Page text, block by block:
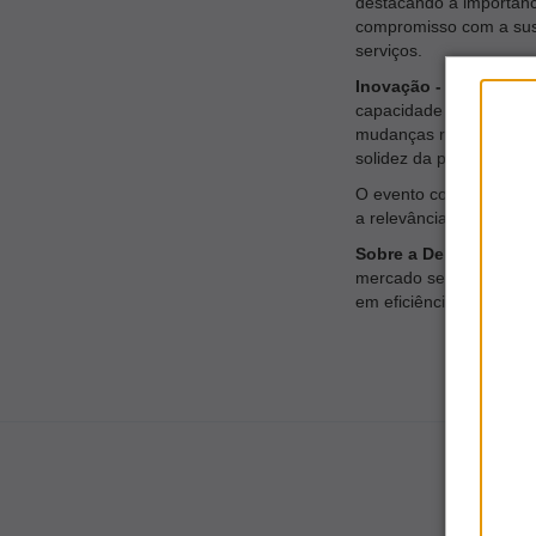
compromisso com a
serviços.
Inovação - Diretores
capacidade do novo
mudanças
solidez da parceria
O evento contou ainda
a relevância do
Sobre a Delphos |
A
mercado segurador
em eficiência